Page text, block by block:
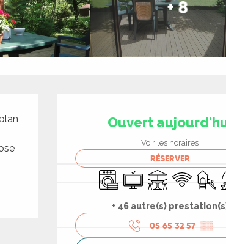
+ 8
Ouverture
Ouvert
Voir les horaires
RÉSERVER
Lave lingeTélévisionTerrasse
WiFi Jeux
+ 46 autre(s)
05 65 32 57 ▒▒